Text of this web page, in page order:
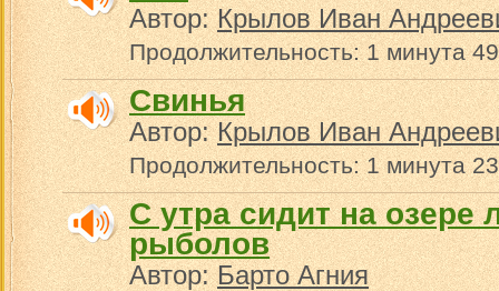
Автор:Крылов Иван
Продолжительность: 1 минута
Свинья
Автор:Крылов Иван
Продолжительность: 1 минута
С утра сидит на озере
рыболов
Автор:Барто Агния